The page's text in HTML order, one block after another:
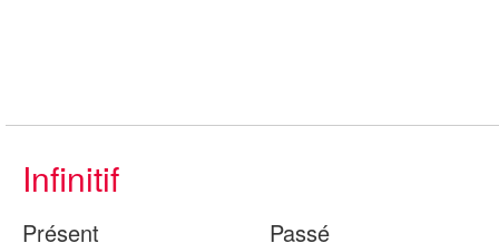
Infinitif
Présent Passé